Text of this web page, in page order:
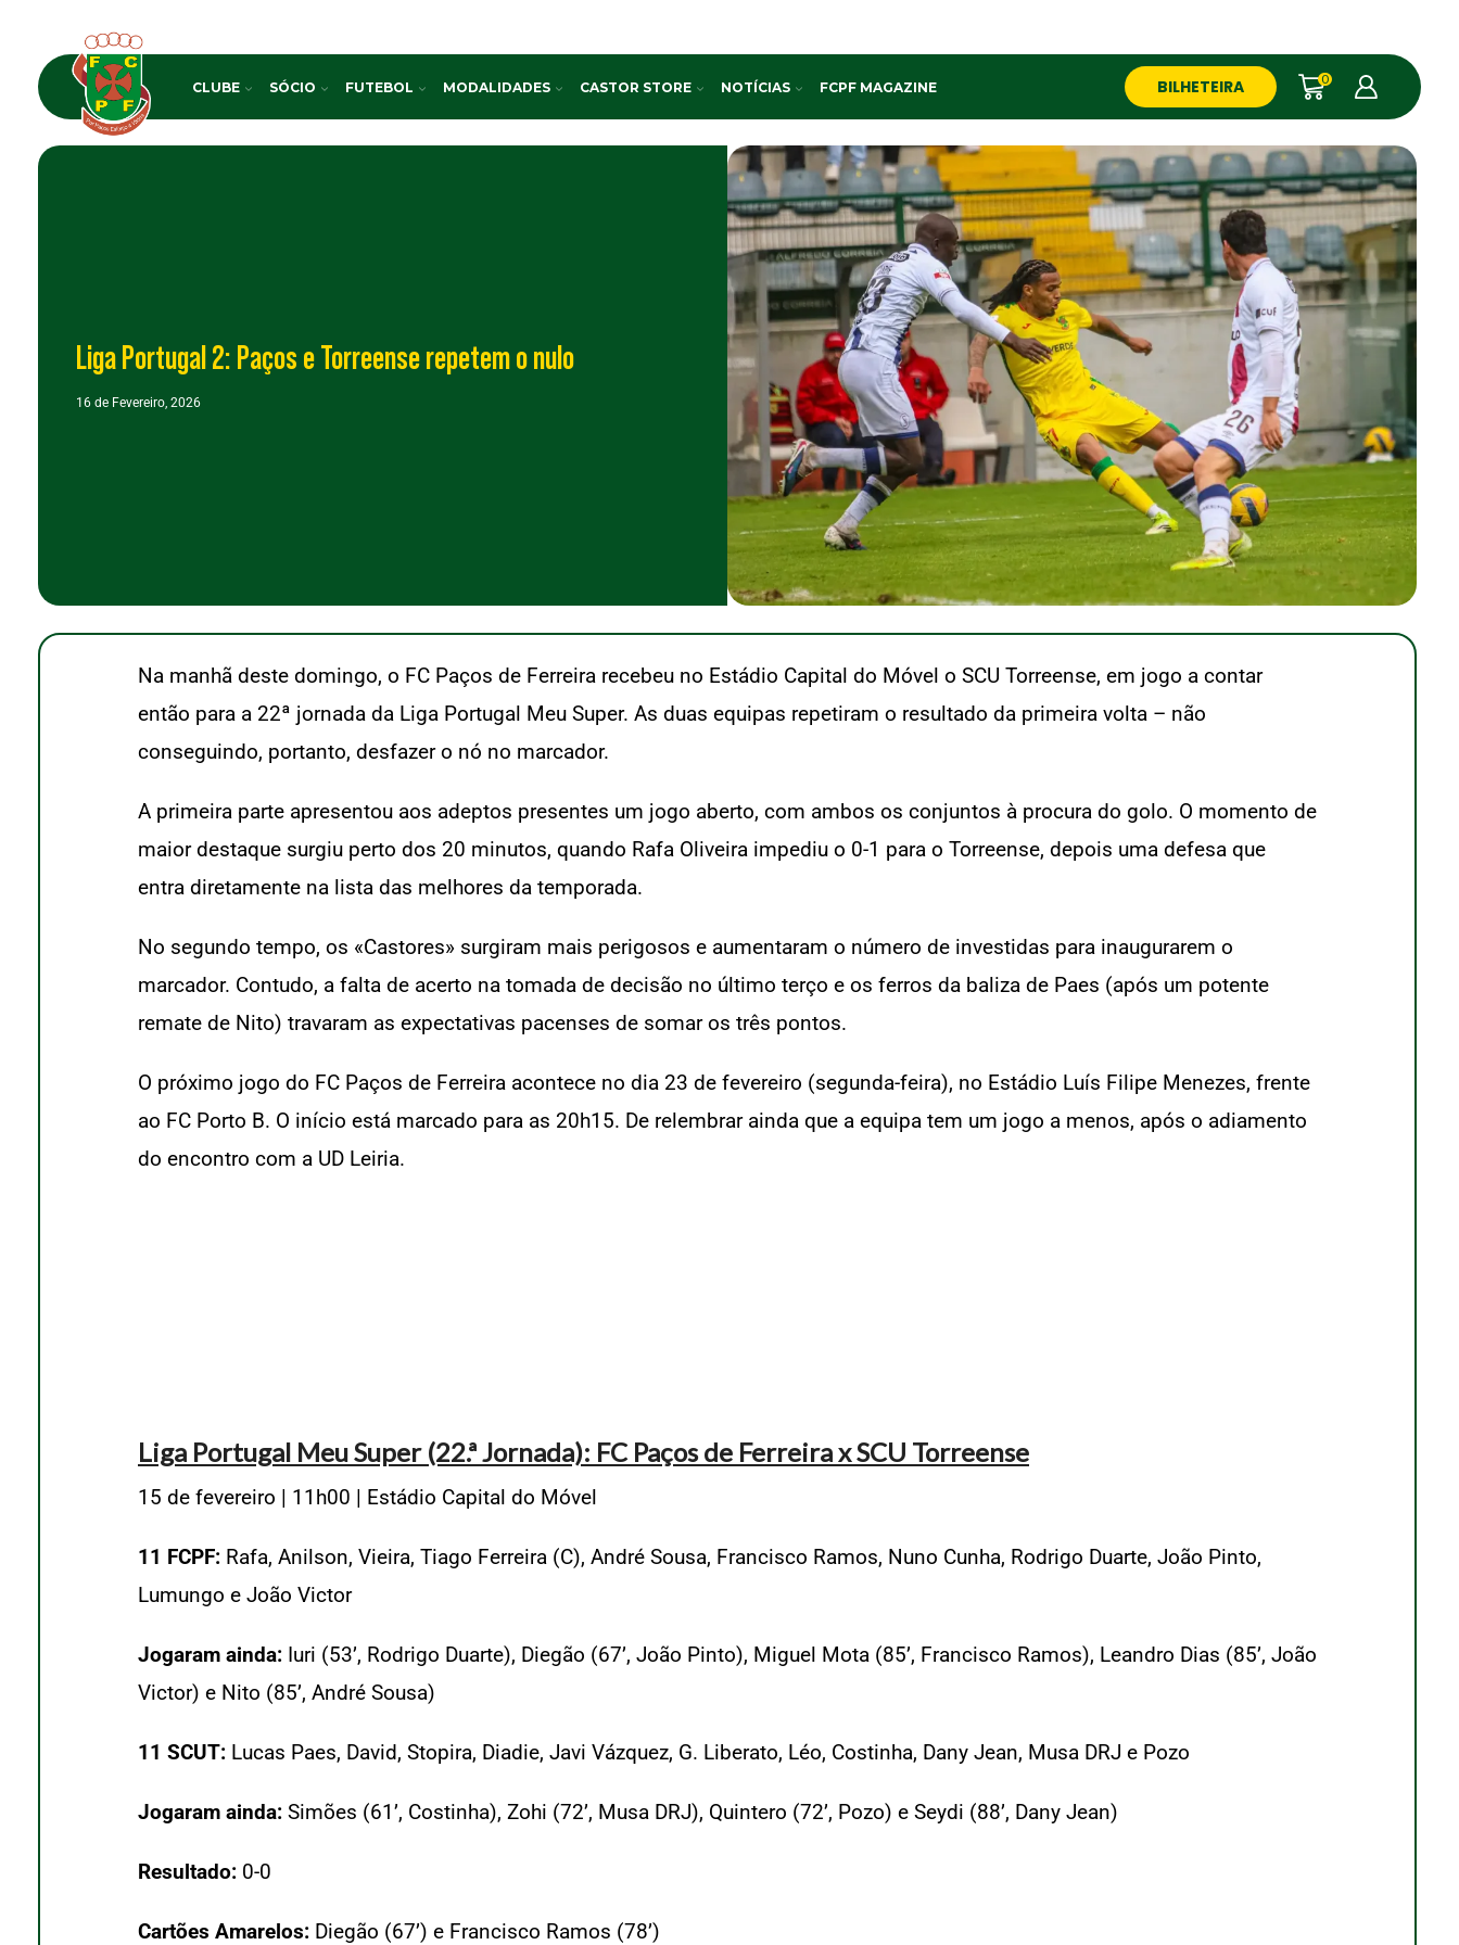
CLUBE SÓCIO FUTEBOL MODALIDADES CASTOR STORE NOTÍCIAS FCPF MAGAZINE BILHETEIRA 0
Liga Portugal 2: Paços e Torreense repetem o nulo
16 de Fevereiro, 2026
Na manhã deste domingo, o FC Paços de Ferreira recebeu no Estádio Capital do Móvel o SCU Torreense, em jogo a contar
então para a 22ª jornada da Liga Portugal Meu Super. As duas equipas repetiram o resultado da primeira volta – não
conseguindo, portanto, desfazer o nó no marcador.
A primeira parte apresentou aos adeptos presentes um jogo aberto, com ambos os conjuntos à procura do golo. O momento de
maior destaque surgiu perto dos 20 minutos, quando Rafa Oliveira impediu o 0-1 para o Torreense, depois uma defesa que
entra diretamente na lista das melhores da temporada.
No segundo tempo, os «Castores» surgiram mais perigosos e aumentaram o número de investidas para inaugurarem o
marcador. Contudo, a falta de acerto na tomada de decisão no último terço e os ferros da baliza de Paes (após um potente
remate de Nito) travaram as expectativas pacenses de somar os três pontos.
O próximo jogo do FC Paços de Ferreira acontece no dia 23 de fevereiro (segunda-feira), no Estádio Luís Filipe Menezes, frente
ao FC Porto B. O início está marcado para as 20h15. De relembrar ainda que a equipa tem um jogo a menos, após o adiamento
do encontro com a UD Leiria.
Liga Portugal Meu Super (22.ª Jornada): FC Paços de Ferreira x SCU Torreense
15 de fevereiro | 11h00 | Estádio Capital do Móvel
11 FCPF: Rafa, Anilson, Vieira, Tiago Ferreira (C), André Sousa, Francisco Ramos, Nuno Cunha, Rodrigo Duarte, João Pinto,
Lumungo e João Victor
Jogaram ainda: Iuri (53’, Rodrigo Duarte), Diegão (67’, João Pinto), Miguel Mota (85’, Francisco Ramos), Leandro Dias (85’, João
Victor) e Nito (85’, André Sousa)
11 SCUT: Lucas Paes, David, Stopira, Diadie, Javi Vázquez, G. Liberato, Léo, Costinha, Dany Jean, Musa DRJ e Pozo
Jogaram ainda: Simões (61’, Costinha), Zohi (72’, Musa DRJ), Quintero (72’, Pozo) e Seydi (88’, Dany Jean)
Resultado: 0-0
Cartões Amarelos: Diegão (67’) e Francisco Ramos (78’)